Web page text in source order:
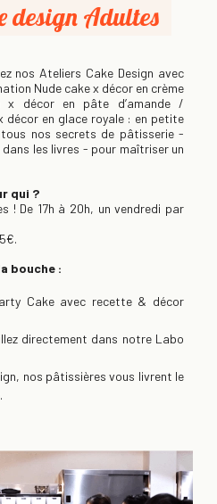
design Adultes
nos Ateliers Cake Design avec
Nude cake x décor en crème
x décor en pâte d’amande /
décor en glace royale : en petite
nos secrets de pâtisserie -
les livres - pour maîtriser un
qui ?
! De 17h à 20h, un vendredi par
bouche :
Cake avec recette & décor
directement dans notre Labo
nos pâtissières vous livrent le